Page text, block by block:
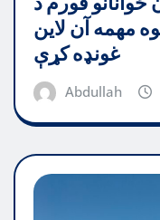
مهمه آن لاین
غونډه کړې
Abdullah